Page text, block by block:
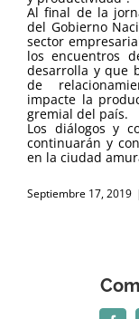
Al final de la
del Gobierno
sector
los encuentros
desarrolla y que
de
impacte la
gremial del país.
Los diálogos y
continuarán y
en la ciudad
Septiembre 17, 2019 |